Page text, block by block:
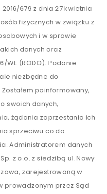
679 z dnia 27 kwietnia
fizycznych w związku z
i w sprawie
danych oraz
WE (RODO). Podanie
niezbędne do
poinformowany,
swoich danych,
żądania zaprzestania ich
sprzeciwu co do
Administratorem danych
z o.o. z siedzibą ul. Nowy
zarejestrowaną w
prowadzonym przez Sąd